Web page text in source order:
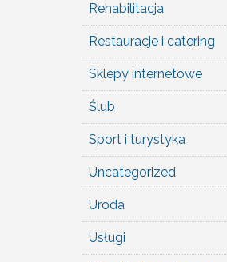
Rehabilitacja
Restauracje i catering
Sklepy internetowe
Ślub
Sport i turystyka
Uncategorized
Uroda
Usługi